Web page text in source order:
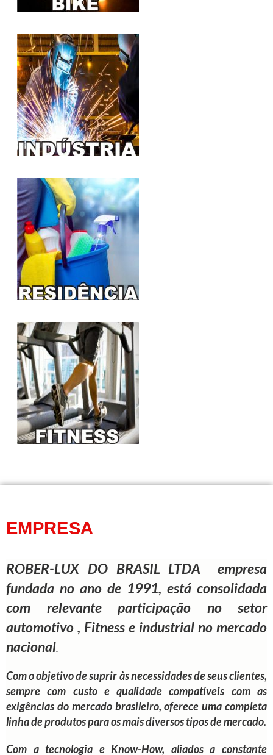
EMPRESA
ROBER-LUX DO BRASIL LTDA empresa
fundada no ano de 1991, está consolidada
com relevante participação no setor
automotivo , Fitness e industrial no mercado
nacional.
Com o objetivo de suprir às necessidades de seus clientes,
sempre com custo e qualidade compatíveis com as
exigências do mercado brasileiro, oferece uma completa
linha de produtos para os mais diversos tipos de mercado.
Com a tecnologia e Know-How, aliados a constante